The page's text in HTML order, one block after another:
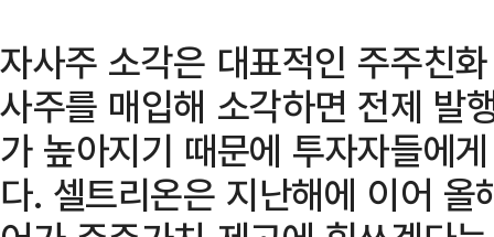
자사주 소각은 대표적인 주주친
사주를 매입해 소각하면 전제 발
가 높아지기 때문에 투자자들에
다. 셀트리온은 지난해에 이어